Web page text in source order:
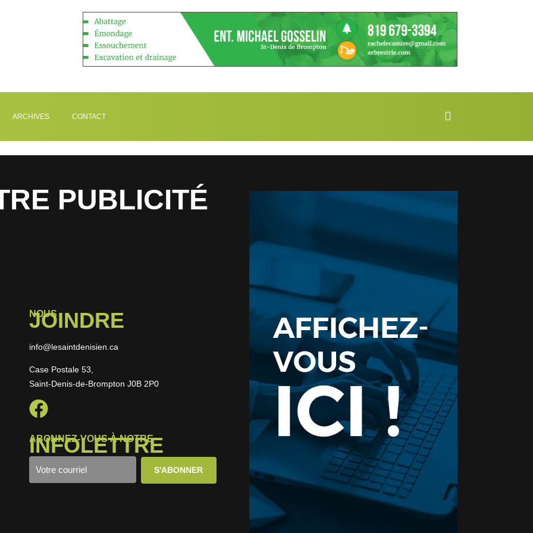
ARCHIVES CONTACT
PUBLICITÉ
NOUS
JOINDRE
info@lesaintdenisien.ca
Case Postale 53,
Saint-Denis-de-Brompton J0B 2P0
ABONNEZ-VOUS À NOTRE
INFOLETTRE